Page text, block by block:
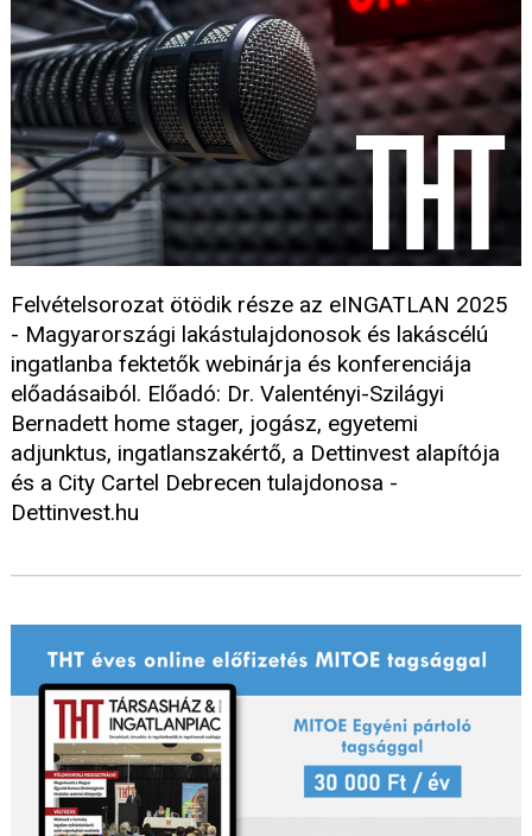
Felvételsorozat ötödik része az eINGATLAN 2025
- Magyarországi lakástulajdonosok és lakáscélú
ingatlanba fektetők webinárja és konferenciája
előadásaiból. Előadó: Dr. Valentényi-Szilágyi
Bernadett home stager, jogász, egyetemi
adjunktus, ingatlanszakértő, a Dettinvest alapítója
és a City Cartel Debrecen tulajdonosa -
Dettinvest.hu